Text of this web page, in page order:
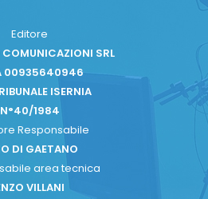
Editore
COMUNICAZIONI SRL
00935640946
ISERNIA
N°40/1984
Responsabile
DI GAETANO
area tecnica
VILLANI